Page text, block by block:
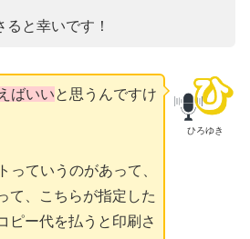
ると幸いです！
ひろゆき
ばいいと思うんですけ
っていうのがあって、
て、こちらが指定した
ピー代を払うと印刷さ